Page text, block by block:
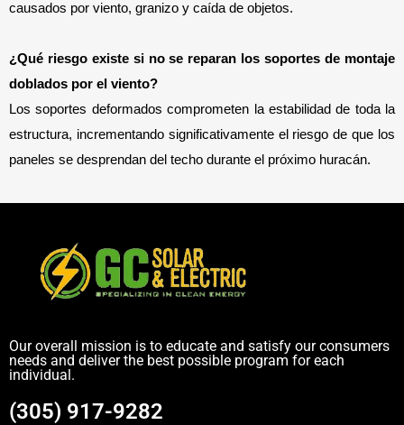
causados por viento, granizo y caída de objetos.
¿Qué riesgo existe si no se reparan los soportes de montaje
doblados por el viento?
Los soportes deformados comprometen la estabilidad de toda la
estructura, incrementando significativamente el riesgo de que los
paneles se desprendan del techo durante el próximo huracán.
Our overall mission is to educate and satisfy our consumers
needs and deliver the best possible program for each
individual.
(305) 917-9282